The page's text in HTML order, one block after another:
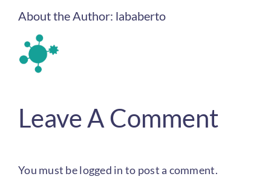
About the Author: lababerto
Leave A Comment
You must belogged in to post a comment.